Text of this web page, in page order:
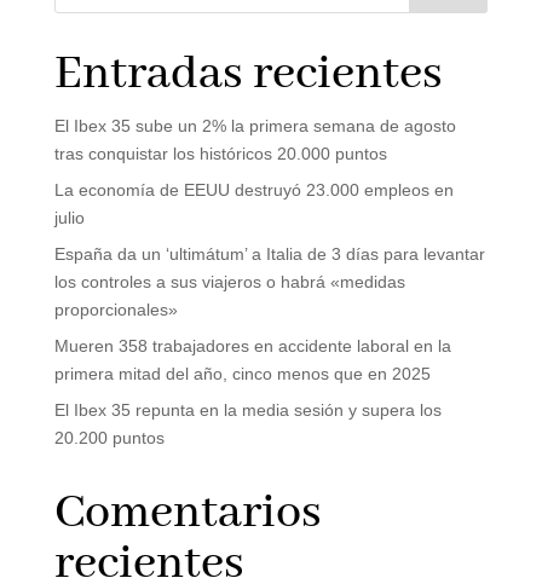
Entradas recientes
El Ibex 35 sube un 2% la primera semana de agosto
tras conquistar los históricos 20.000 puntos
La economía de EEUU destruyó 23.000 empleos en
julio
España da un ‘ultimátum’ a Italia de 3 días para levantar
los controles a sus viajeros o habrá «medidas
proporcionales»
Mueren 358 trabajadores en accidente laboral en la
primera mitad del año, cinco menos que en 2025
El Ibex 35 repunta en la media sesión y supera los
20.200 puntos
Comentarios
recientes